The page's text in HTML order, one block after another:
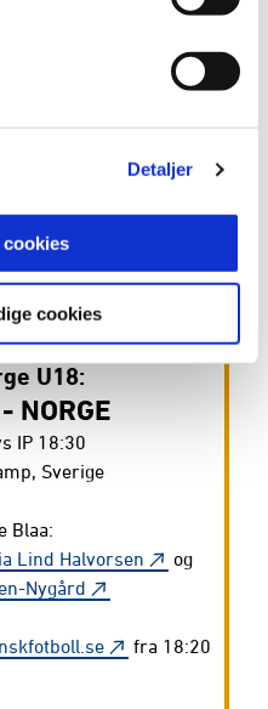
Detaljer
cookies
Bekkestua!
stadion
U18:
NORGE
IP 18:30
Sverige
Blaa:
Lind Halvorsen
og
Nygård
fra 18:20